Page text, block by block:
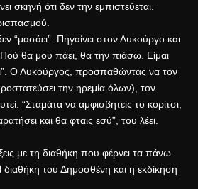
σκηνή ότι δεν την εμπιστεύεται.
“μασάει”. Πηγαίνει στον Λυκούργο και
θα μου πάει, θα την πιάσω. Είμαι
Ο Λυκούργος, προσπαθώντας να τον
την ηρεμία όλων), τον
“Σταμάτα να αμφισβητείς το κορίτσι,
και θα φταις εσύ”, του λέει.
με τη διαθήκη που φέρνει τα πάνω
του Δημοσθένη και η εκδίκηση